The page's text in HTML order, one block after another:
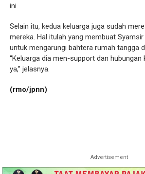
ini.
Selain itu, kedua keluarga juga sudah
mereka. Hal itulah yang membuat Syamsir
untuk mengarungi bahtera rumah tangga
“Keluarga dia men-support dan hubungan
ya,” jelasnya.
(rmo/jpnn)
Advertisement